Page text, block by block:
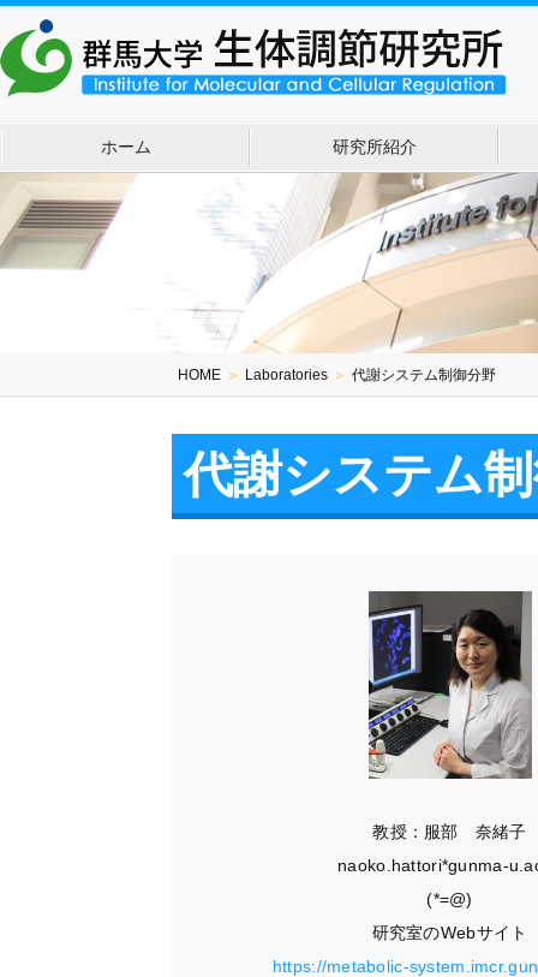
ホーム 研究所紹介
HOME ＞ Laboratories ＞ 代謝システム制御分野
代謝システム
教授：服部 奈緒子
naoko.hattori*gunma-
(*=@)
研究室のWebサイト
https://metabolic-